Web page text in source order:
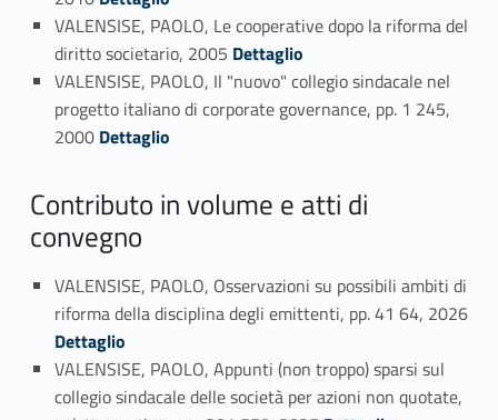
VALENSISE, PAOLO, Le cooperative dopo la riforma del
diritto societario, 2005 Link identifier #identifier_person_25908-29
Dettaglio
VALENSISE, PAOLO, Il "nuovo" collegio sindacale nel
progetto italiano di corporate governance, pp. 1 245,
2000 Link identifier #identifier_person_85825-30
Dettaglio
Contributo in volume e atti di
convegno
VALENSISE, PAOLO, Osservazioni su possibili ambiti di
riforma della disciplina degli emittenti, pp. 41 64, 2026
Link identifier #identifier_person_84385-31
Dettaglio
VALENSISE, PAOLO, Appunti (non troppo) sparsi sul
collegio sindacale delle società per azioni non quotate,